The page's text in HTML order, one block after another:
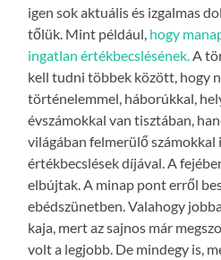
igen sok aktuális és izgalmas
tőlük. Mint például, hogy
ingatlan értékbecslésének. A
kell tudni többek között, hogy
történelemmel, háborúkkal,
évszámokkal van tisztában,
világában felmerülő számokkal
értékbecslések díjával. A
elbújtak. A minap pont erről
ebédszünetben. Valahogy
kaja, mert az sajnos már
volt a legjobb. De mindegy is,